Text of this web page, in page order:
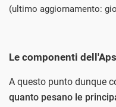
(ultimo aggiornamento:
Le componenti
A questo punto dunque
quanto pesano le